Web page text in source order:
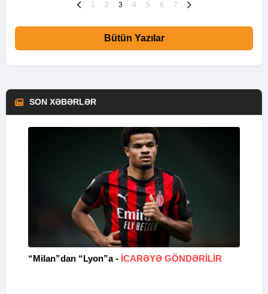
1 2 3 4 5 6 7
Bütün Yazılar
SON XƏBƏRLƏR
“Milan”dan “Lyon”a - İCARƏYƏ GÖNDƏRİLİR